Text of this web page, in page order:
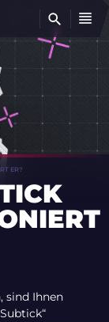
ER?
sind Ihnen